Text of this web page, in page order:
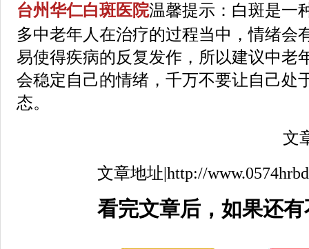
台州华仁白斑医院温馨提示：白斑是一
多中老年人在治疗的过程当中，情绪会
易使得疾病的反复发作，所以建议中老
会稳定自己的情绪，千万不要让自己处
态。
文章
文章地址|http://
看完文章后，如果还